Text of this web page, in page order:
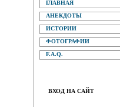
ГЛАВНАЯ
АНЕКДОТЫ
ИСТОРИИ
ФОТОГРАФИИ
F.A.Q.
ВХОД НА САЙТ